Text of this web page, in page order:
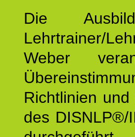
Die
Lehrtrainer/
Weber
Richtlinien
des